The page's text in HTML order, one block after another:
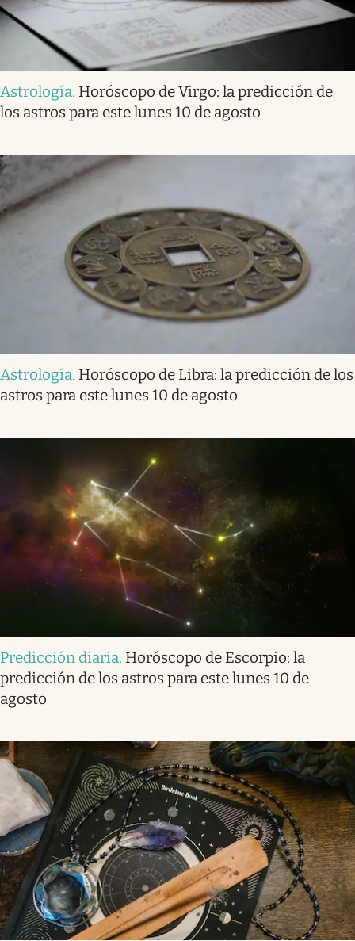
Astrología. Horóscopo de Virgo: la predicción de
los astros para este lunes 10 de agosto
Astrología. Horóscopo de Libra: la predicción de los
astros para este lunes 10 de agosto
Predicción diaria. Horóscopo de Escorpio: la
predicción de los astros para este lunes 10 de
agosto